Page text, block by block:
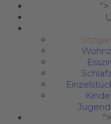
">
">